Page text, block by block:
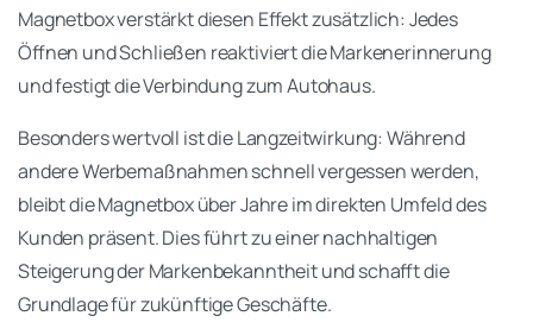
Magnetbox verstärkt diesen Effekt zusätzlich: Jedes
Öffnen und Schließen reaktiviert die Markenerinnerung
und festigt die Verbindung zum Autohaus.
Besonders wertvoll ist die Langzeitwirkung: Während
andere Werbemaßnahmen schnell vergessen werden,
bleibt die Magnetbox über Jahre im direkten Umfeld des
Kunden präsent. Dies führt zu einer nachhaltigen
Steigerung der Markenbekanntheit und schafft die
Grundlage für zukünftige Geschäfte.